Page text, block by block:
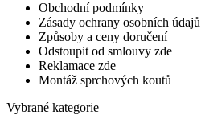
Obchodní podmínky
Zásady ochrany osobních údajů
Způsoby a ceny doručení
Odstoupit od smlouvy zde
Reklamace zde
Montáž sprchových koutů
Vybrané kategorie